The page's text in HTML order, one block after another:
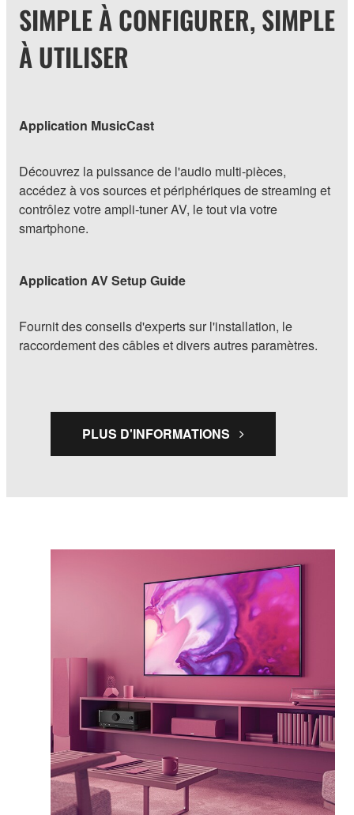
SIMPLE À CONFIGURER, SIMPLE
À UTILISER
Application MusicCast
Découvrez la puissance de l'audio multi-pièces,
accédez à vos sources et périphériques de streaming et
contrôlez votre ampli-tuner AV, le tout via votre
smartphone.
Application AV Setup Guide
Fournit des conseils d'experts sur l'installation, le
raccordement des câbles et divers autres paramètres.
PLUS D'INFORMATIONS